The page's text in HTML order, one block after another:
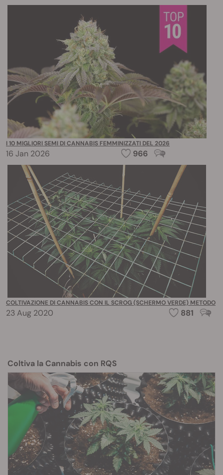
I 10 MIGLIORI SEMI DI CANNABIS FEMMINIZZATI DEL 2026
16 Jan 2026 966
COLTIVAZIONE DI CANNABIS CON IL SCROG (SCHERMO VERDE) METODO
23 Aug 2020 881
Coltiva la Cannabis con RQS